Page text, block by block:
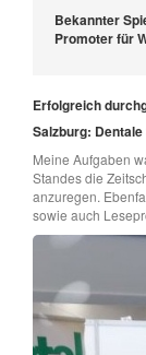
Bekannter
Promoter für
Erfolgreich
Salzburg:
Meine Aufgaben
Standes die
anzuregen.
sowie auch